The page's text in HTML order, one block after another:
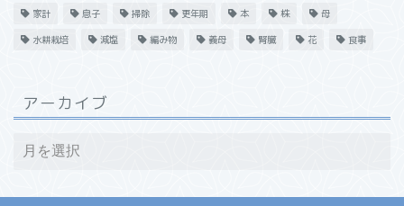
家計 息子 掃除 更年期 本 株 母
水耕栽培 減塩 編み物 義母 腎臓 花 食事
アーカイブ